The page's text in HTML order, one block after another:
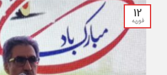
12
فوریه